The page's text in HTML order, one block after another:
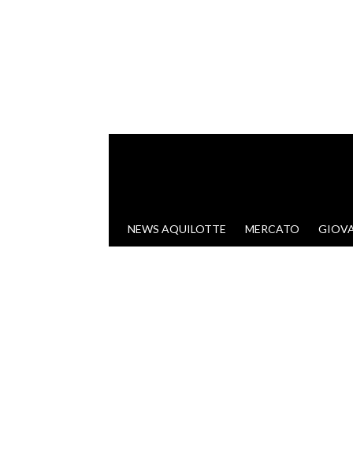
VAI AL CONTENUTO
NEWS AQUILOTTE MERCATO